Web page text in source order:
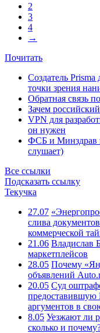
2
3
4
→
Почитать
Создатель
точки зрения
Обратная связь
Зачем
VPN для
он нужен
ФСБ и Минздрав
слушает)
Все ссылки
Подсказать ссылку
Текучка
27.07
слива
коммерческой
21.06 Владислав
маркетплейсов
28.05 Почему
объявлений
20.05 Суд
предоставившую
аргументов в
8.05 Уезжают ли
сколько и